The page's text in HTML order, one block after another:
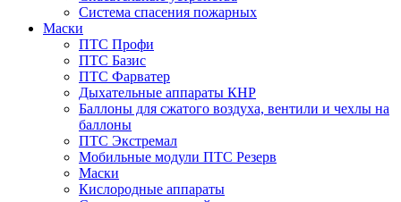
Система спасения пожарных
Маски
ПТС Профи
ПТС Базис
ПТС Фарватер
Дыхательные аппараты КНР
Баллоны для сжатого воздуха, вентили и чехлы на
баллоны
ПТС Экстремал
Мобильные модули ПТС Резерв
Маски
Кислородные аппараты